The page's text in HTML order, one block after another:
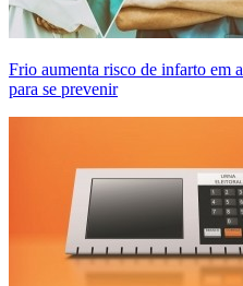
Frio aumenta risco de infarto em
para se prevenir